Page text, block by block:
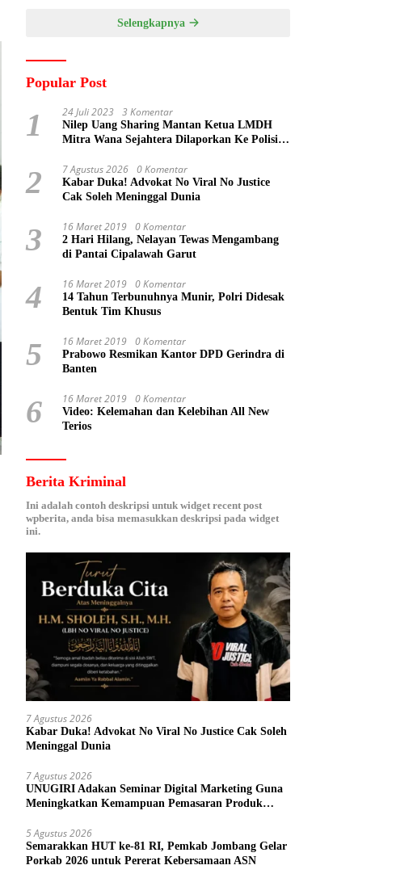
Selengkapnya
Popular Post
1 24 Juli 2023 3 Komentar
Nilep Uang Sharing Mantan Ketua LMDH
Mitra Wana Sejahtera Dilaporkan Ke Polisi
2 7 Agustus 2026 0 Komentar
Kabar Duka! Advokat No Viral No Justice
Cak Soleh Meninggal Dunia
3 16 Maret 2019 0 Komentar
2 Hari Hilang, Nelayan Tewas Mengambang
di Pantai Cipalawah Garut
4 16 Maret 2019 0 Komentar
14 Tahun Terbunuhnya Munir, Polri Didesak
Bentuk Tim Khusus
5 16 Maret 2019 0 Komentar
Prabowo Resmikan Kantor DPD Gerindra di
Banten
6 16 Maret 2019 0 Komentar
Video: Kelemahan dan Kelebihan All New
Terios
Berita Kriminal
Ini adalah contoh deskripsi untuk widget recent post
wpberita, anda bisa memasukkan deskripsi pada widget
ini.
7 Agustus 2026
Kabar Duka! Advokat No Viral No Justice Cak Soleh
Meninggal Dunia
7 Agustus 2026
UNUGIRI Adakan Seminar Digital Marketing Guna
Meningkatkan Kemampuan Pemasaran Produk
5 Agustus 2026
Semarakkan HUT ke-81 RI, Pemkab Jombang Gelar
Porkab 2026 untuk Pererat Kebersamaan ASN